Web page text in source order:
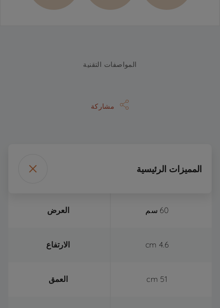
المواصفات التقنية
مشاركة
المميزات الرئيسية
العرض 60 سم
الارتفاع 4.6 cm
العمق 51 cm